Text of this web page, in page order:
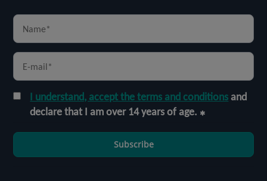
I understand, accept the terms and conditionsand
declare that I am over 14 years of age.
Subscribe